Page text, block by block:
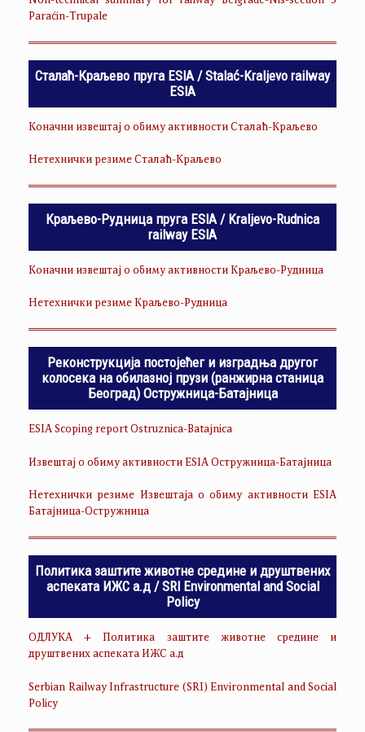
Paraćin-Trupale
Сталаћ-Краљево пруга ESIA / Stalać-Kraljevo railway
ESIA
Коначни извештај о обиму активности Сталаћ-Краљево
Нетехнички резиме Сталаћ-Краљево
Краљево-Рудница пруга ESIA / Kraljevo-Rudnica
railway ESIA
Коначни извештај о обиму активности Краљево-Рудница
Нетехнички резиме Краљево-Рудница
Реконструкција постојећег и изградња другог
колосека на обилазној прузи (ранжирна станица
Београд) Остружница-Батајница
ESIA Scoping report Ostruznica-Batajnica
Извештај о обиму активности ESIA Остружница-Батајница
Нетехнички резиме Извештаја о обиму активности ESIA
Батајница-Остружница
Политика заштите животне средине и друштвених
аспеката ИЖС а.д / SRI Environmental and Social
Policy
ОДЛУКА + Политика заштите животне средине и
друштвених аспеката ИЖС а.д
Serbian Railway Infrastructure (SRI) Environmental and Social
Policy